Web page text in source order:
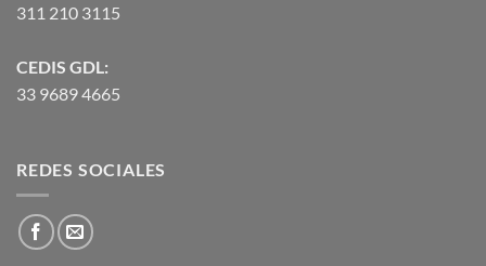
311 210 3115
CEDIS GDL:
33 9689 4665
REDES SOCIALES